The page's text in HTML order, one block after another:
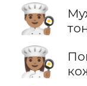
👨🏽‍🍳
👩🏽‍🍳